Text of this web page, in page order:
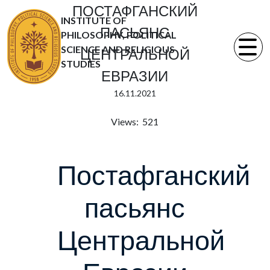
INSTITUTE OF
PHILOSOPHY, POLITICAL
SCIENCE AND RELIGIOUS
STUDIES
ПОСТАФГАНСКИЙ
ПАСЬЯНС
ЦЕНТРАЛЬНОЙ
ЕВРАЗИИ
16.11.2021
Views: 521
Постафганский
пасьянс
Центральной